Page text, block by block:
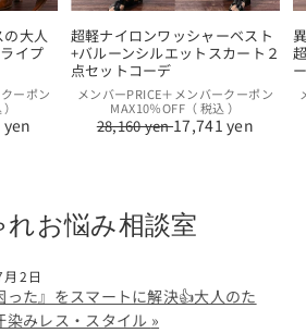
の大人
イプ
ーポン
超軽ナイロンワッシャーベスト
+バルーンシルエットスカート２
点セットコーデ
通
常
価
セ
ー
ル
メンバーPRICE＋メンバークーポン
MAX10％OFF（ 税込 ）
28,160 yen17,741 yen
れお悩み相談室
2日
った』をスマートに解決👍大人のた
染みレス・スタイル